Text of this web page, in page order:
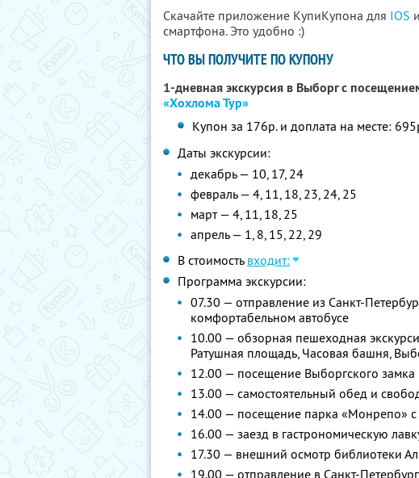
Скачайте приложение КупиКупона для IOS
смартфона. Это удобно :)
ЧТО ВЫ ПОЛУЧИТЕ ПО КУПОНУ
1-дневная экскурсия в Выборг с
«Хохлома Тур»
Купон за 176р. и доплата на месте:
Даты экскурсии:
декабрь — 10, 17, 24
февраль — 4, 11, 18, 23, 24, 25
март — 4, 11, 18, 25
апрель — 1, 8, 15, 22, 29
В стоимость входит:
Программа экскурсии:
07.30 — отправление из Санкт-
комфортабельном автобусе
10.00 — обзорная пешеходная
Ратушная площадь, Часовая башня,
12.00 — посещение Выборгского замка
13.00 — самостоятельный обед и
14.00 — посещение парка «Монрепо» с
16.00 — заезд в гастрономическую
17.30 — внешний осмотр библиотеки
19.00 — отправление в Санкт-Петербург